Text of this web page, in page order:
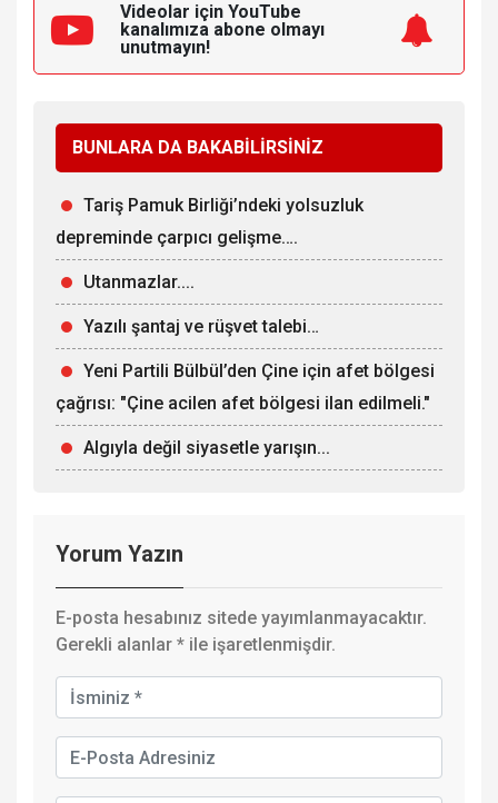
Videolar için YouTube
kanalımıza abone olmayı
unutmayın!
BUNLARA DA BAKABİLİRSİNİZ
Tariş Pamuk Birliği’ndeki yolsuzluk
depreminde çarpıcı gelişme….
Utanmazlar....
Yazılı şantaj ve rüşvet talebi…
Yeni Partili Bülbül’den Çine için afet bölgesi
çağrısı: "Çine acilen afet bölgesi ilan edilmeli."
Algıyla değil siyasetle yarışın...
Yorum Yazın
E-posta hesabınız sitede yayımlanmayacaktır.
Gerekli alanlar * ile işaretlenmişdir.